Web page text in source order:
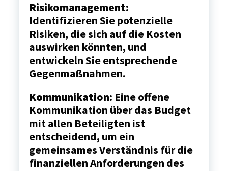
Risikomanagement:
Identifizieren Sie potenzielle
Risiken, die sich auf die Kosten
auswirken könnten, und
entwickeln Sie entsprechende
Gegenmaßnahmen.
Kommunikation: Eine offene
Kommunikation über das Budget
mit allen Beteiligten ist
entscheidend, um ein
gemeinsames Verständnis für die
finanziellen Anforderungen des